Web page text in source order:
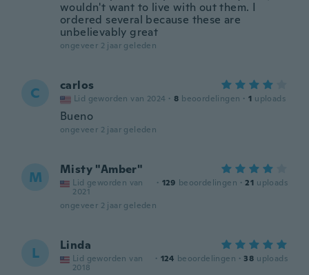
wouldn't want to live with out them. I
ordered several because these are
unbelievably great
ongeveer 2 jaar geleden
C carlos
Lid geworden van 2024 · 8 beoordelingen · 1 uploads
Bueno
ongeveer 2 jaar geleden
M Misty "Amber"
Lid geworden van
2021
· 129 beoordelingen · 21 uploads
ongeveer 2 jaar geleden
L Linda
Lid geworden van
2018
· 124 beoordelingen · 38 uploads